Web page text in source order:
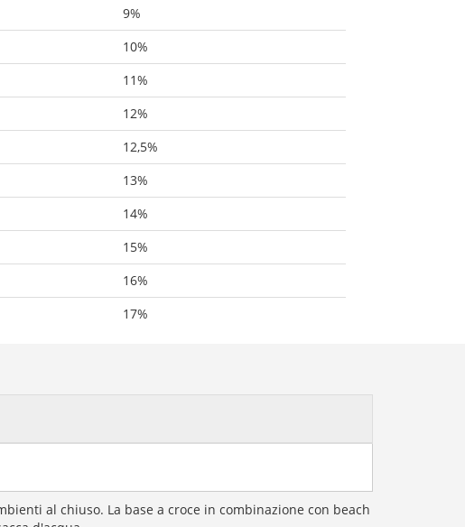
9%
10%
11%
12%
12,5%
13%
14%
15%
16%
17%
al chiuso. La base a croce in combinazione con beach